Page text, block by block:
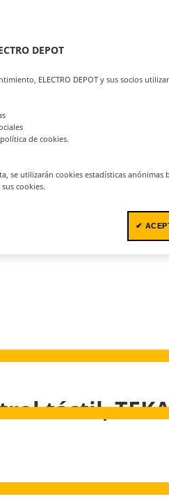
táctil, TEKA
DEPOT
ELECTRO DEPOT y sus socios
de cookies.
se utilizarán cookies estadísticas anónimas
cookies.
✔